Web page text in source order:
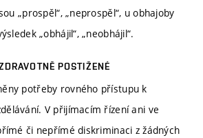
„prospěl“, „neprospěl“, u obhajoby
„obhájil“, „neobhájil“.
POSTIŽENÉ
potřeby rovného přístupu k
V přijímacím řízení ani ve
či nepřímé diskriminaci z žádných